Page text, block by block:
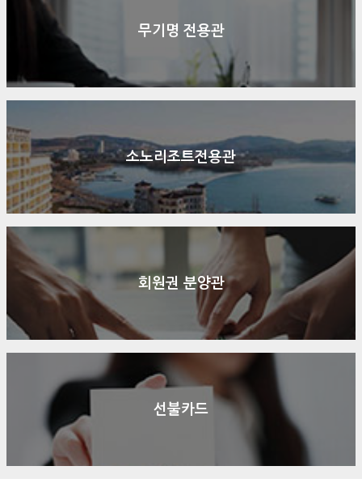
무기명 전용관
소노리조트전용관
회원권 분양관
선불카드